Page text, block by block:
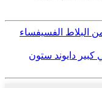
البلاط الفسيفساء
دايوند ستون